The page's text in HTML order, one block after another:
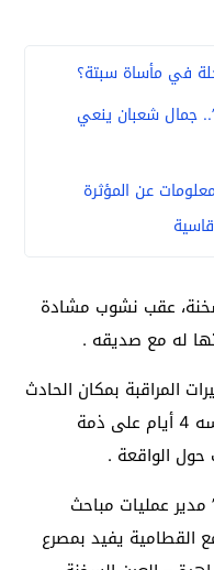
في مأساة سبتة؟
جمال شعبان ينعي
عن المؤثرة
عقب نشوب مشادة
له مع صديقه .
المراقبة بمكان الحادث
وبعرضه علي النيابة العامة قررت حبسه 4 أيام على ذمة
حول الواقعة .
عمليات مباحث
القطامية يفيد بمصرع